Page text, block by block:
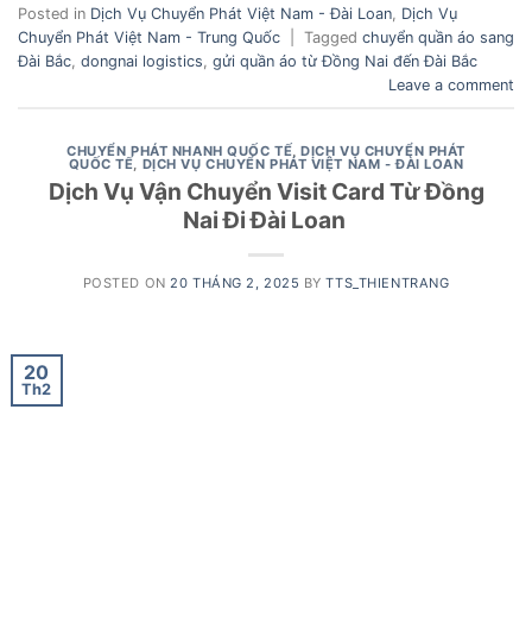
Posted in Dịch Vụ Chuyển Phát Việt Nam - Đài Loan Dịch Vụ
Chuyển Phát Việt Nam - Trung Quốc
Tagged chuyển quần áo sang
Đài Bắc dongnai logistics gửi quần áo từ Đồng Nai đến Đài Bắc
Leave a comment
CHUYỂN PHÁT NHANH QUỐC TẾ ,DỊCH VỤ CHUYỂN PHÁT
QUỐC TẾ DỊCH VỤ CHUYỂN PHÁT VIỆT NAM - ĐÀI LOAN
Dịch Vụ Vận Chuyển Visit Card Từ Đồng
Nai Đi Đài Loan
POSTED ON20 THÁNG 2, 2025 BYTTS_THIENTRANG
20
Th2